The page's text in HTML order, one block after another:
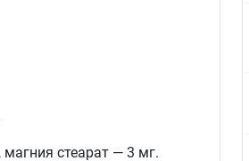
стеарат — 3 мг.